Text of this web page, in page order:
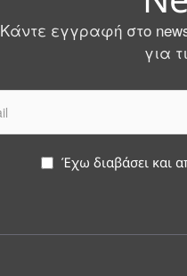
Κάντε εγγραφή στο
για
Έχω διαβάσει και